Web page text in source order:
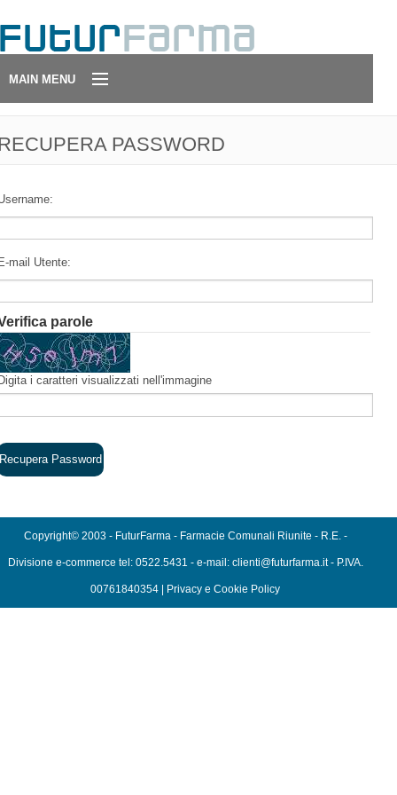
MAIN MENU
Condizioni di Vendita
PASSWORD
mail Utente:
parole
i caratteri visualizzati nell'immagine
Copyright© 2003 - FuturFarma - Farmacie Comunali Riunite - R.E. -
Divisione e-commerce tel: 0522.5431 - e-mail: clienti@futurfarma.it - P.IVA.
00761840354 | Privacy e Cookie Policy